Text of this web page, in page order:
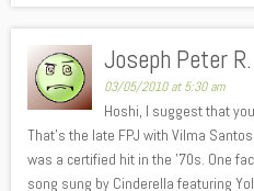
Joseph Peter
03/05/2010 at 5:30 am
Hoshi, I suggest that
That’s the late FPJ with Vilma
was a certified hit in the ’70s. One
song sung by Cinderella featuring